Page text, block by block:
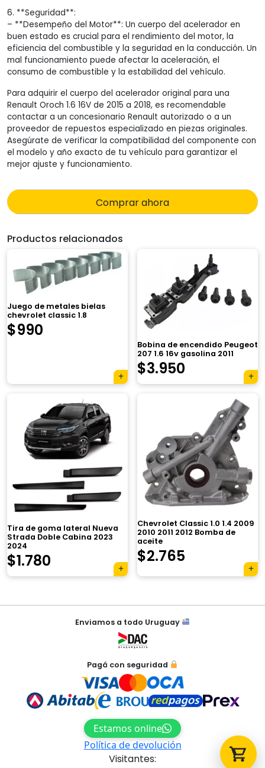
6. **Seguridad**:
– **Desempeño del Motor**: Un cuerpo del acelerador en
buen estado es crucial para el rendimiento del motor, la
eficiencia del combustible y la seguridad en la conducción. Un
mal funcionamiento puede afectar la aceleración, el
consumo de combustible y la estabilidad del vehículo.
Para adquirir el cuerpo del acelerador original para una
Renault Oroch 1.6 16V de 2015 a 2018, es recomendable
contactar a un concesionario Renault autorizado o a un
proveedor de repuestos especializado en piezas originales.
Asegúrate de verificar la compatibilidad del componente con
el modelo y año exacto de tu vehículo para garantizar el
mejor ajuste y funcionamiento.
Comprar ahora
Productos relacionados
Juego de metales bielas
chevrolet classic 1.8
$990
Bobina de encendido Peugeot
207 1.6 16v gasolina 2011
$3.950
Tira de goma lateral Nueva
Strada Doble Cabina 2023
2024
$1.780
Chevrolet Classic 1.0 1.4 2009
2010 2011 2012 Bomba de
aceite
El
precio
era:
$3.920.
$2.765
precio
es:
NavegaciónEnviamos a todo Uruguay
Pagá con seguridad
Estamos online
Política de devolución
Visitantes:
×
Tu carrito está vacío.
automáticamente.